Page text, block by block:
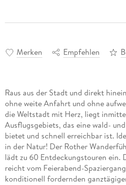
Merken Empfehlen
Raus aus der Stadt und direkt
ohne weite Anfahrt und ohne
die Weltstadt mit Herz, liegt
Ausflugsgebiets, das eine wald-
bietet und schnell erreichbar ist.
in der Natur! Der Rother
lädt zu 60 Entdeckungstouren ein.
reicht vom Feierabend-
konditionell fordernden